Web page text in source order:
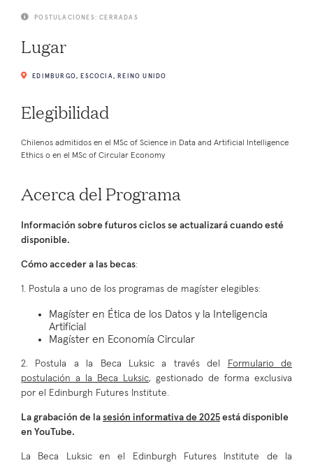
POSTULACIONES: CERRADAS
Lugar
EDIMBURGO, ESCOCIA, REINO UNIDO
Elegibilidad
Chilenos admitidos en el MSc of Science in Data and Artificial Intelligence
Ethics o en el MSc of Circular Economy
Acerca del Programa
Información sobre futuros ciclos se actualizará cuando esté
disponible.
Cómo acceder a las becas:
1. Postula a uno de los programas de magíster elegibles:
Magíster en Ética de los Datos y la Inteligencia
Artificial
Magíster en Economía Circular
2. Postula a la Beca Luksic a través del
Formulario de
postulación a la Beca Luksic, gestionado de forma exclusiva
por el Edinburgh Futures Institute.
La grabación de la sesión informativa de 2025 está disponible
en YouTube.
La Beca Luksic en el Edinburgh Futures Institute de la